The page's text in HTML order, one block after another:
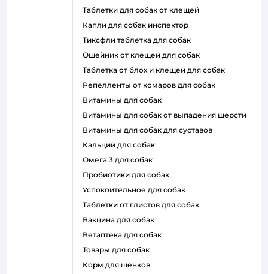
таблетки для собак от клещей
капли для собак инспектор
тиксфли таблетка для собак
ошейник от клещей для собак
таблетка от блох и клещей для собак
репелленты от комаров для собак
витамины для собак
витамины для собак от выпадения шерсти
витамины для собак для суставов
кальций для собак
омега 3 для собак
пробиотики для собак
успокоительное для собак
таблетки от глистов для собак
вакцина для собак
ветаптека для собак
товары для собак
корм для щенков